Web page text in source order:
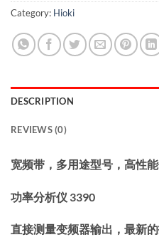
Category: Hioki
DESCRIPTION
REVIEWS (0)
宽频带，多用途型号，高性
功率分析仪 3390
直接测量变频器输出，最新